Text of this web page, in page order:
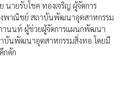
นายรับโชค ทองเจริญ ผู้จัดการ
าณิชย์ สถาบันพัฒนาอุตสาหกรรม
านนท์ ผู้ช่วยผู้จัดการแผนกพัฒนา
นพัฒนาอุตสาหกรรมสิ่งทอ โดยมี
กคัก